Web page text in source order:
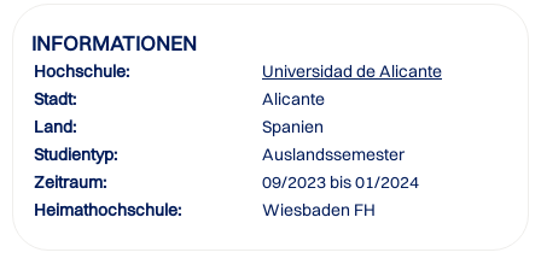
INFORMATIONEN
Hochschule:
Universidad de Alicante
Stadt:
Alicante
Land:
Spanien
Studientyp:
Auslandssemester
Zeitraum:
09/2023 bis 01/2024
Heimathochschule:
Wiesbaden FH